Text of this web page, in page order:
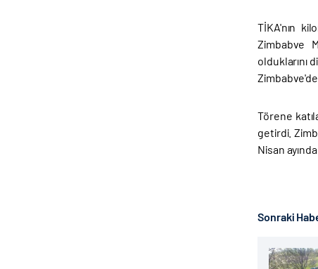
TİKA'nın
Zimbabve
olduklarını
Törene
getirdi.
Nisan
Sonraki